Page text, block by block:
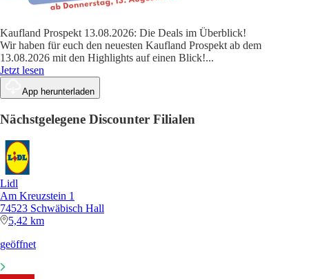
Kaufland Prospekt 13.08.2026: Die Deals im Überblick!
Wir haben für euch den neuesten Kaufland Prospekt ab dem
13.08.2026 mit den Highlights auf einen Blick!...
Jetzt lesen
App herunterladen
Nächstgelegene Discounter Filialen
Lidl
Am Kreuzstein 1
74523 Schwäbisch Hall
5,42 km
geöffnet